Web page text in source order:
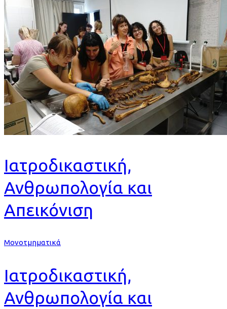
Ιατροδικαστική,
Ανθρωπολογία και
Απεικόνιση
Μονοτμηματικά
Ιατροδικαστική,
Ανθρωπολογία και